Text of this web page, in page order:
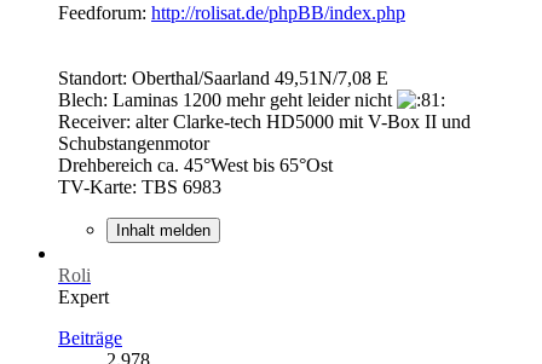
Feedforum: http://rolisat.de/phpBB/index.php
Standort: Oberthal/Saarland 49,51N/7,08 E
Blech: Laminas 1200 mehr geht leider nicht
Receiver: alter Clarke-tech HD5000 mit V-Box II und
Schubstangenmotor
Drehbereich ca. 45°West bis 65°Ost
TV-Karte: TBS 6983
Inhalt melden
Roli
Expert
Beiträge